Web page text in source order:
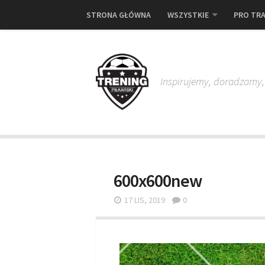
STRONA GŁÓWNA WSZYSTKIE PRO
Inspirujemy,
600x600new
17 LIS, 2019 0